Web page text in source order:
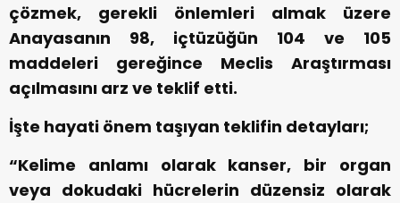
çözmek, gerekli önlemleri almak üzere
Anayasanın 98, içtüzüğün 104 ve 105
maddeleri gereğince Meclis Araştırması
açılmasını arz ve teklif etti.
İşte hayati önem taşıyan teklifin detayları;
“Kelime anlamı olarak kanser, bir organ
veya dokudaki hücrelerin düzensiz olarak